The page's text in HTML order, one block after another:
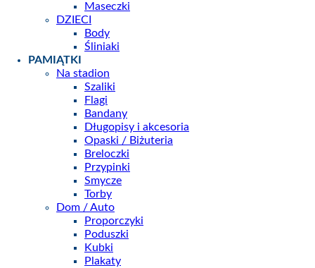
Maseczki
DZIECI
Body
Śliniaki
PAMIĄTKI
Na stadion
Szaliki
Flagi
Bandany
Długopisy i akcesoria
Opaski / Biżuteria
Breloczki
Przypinki
Smycze
Torby
Dom / Auto
Proporczyki
Poduszki
Kubki
Plakaty